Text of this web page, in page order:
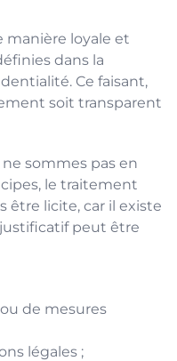
manière loyale et
dans la
Ce faisant,
soit transparent
sommes pas en
le traitement
être licite, car il existe
peut être
de mesures
légales ;